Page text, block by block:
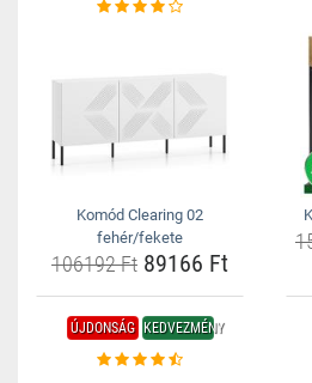
Komód Clearing 02
fehér/fekete
106192 Ft 89166 Ft
ÚJDONSÁG KEDVEZMÉNY